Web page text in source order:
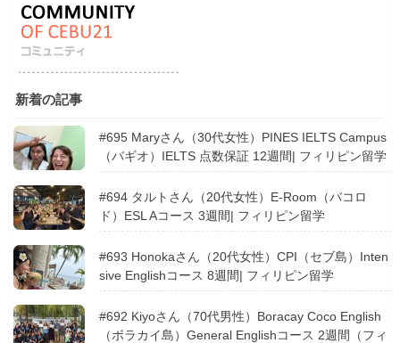
新着の記事
#695 Maryさん（30代女性）PINES IELTS Campus
（バギオ）IELTS 点数保証 12週間| フィリピン留学
#694 タルトさん（20代女性）E-Room（バコロ
ド）ESL Aコース 3週間| フィリピン留学
#693 Honokaさん（20代女性）CPI（セブ島）Inten
sive Englishコース 8週間| フィリピン留学
#692 Kiyoさん（70代男性）Boracay Coco English
（ボラカイ島）General Englishコース 2週間（フィ